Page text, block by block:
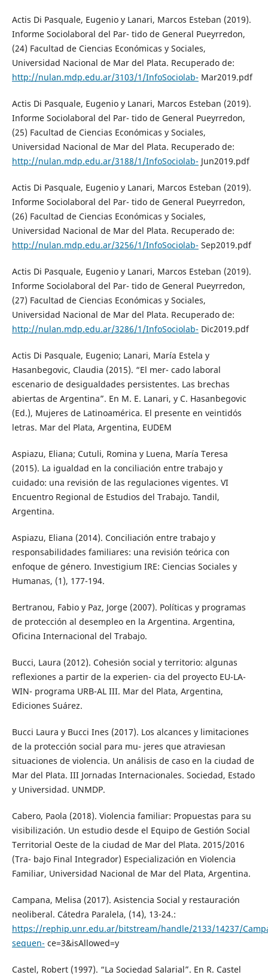
Actis Di Pasquale, Eugenio y Lanari, Marcos Esteban (2019).
Informe Sociolaboral del Par- tido de General Pueyrredon,
(24) Facultad de Ciencias Económicas y Sociales,
Universidad Nacional de Mar del Plata. Recuperado de:
http://nulan.mdp.edu.ar/3103/1/InfoSociolab- Mar2019.pdf
Actis Di Pasquale, Eugenio y Lanari, Marcos Esteban (2019).
Informe Sociolaboral del Par- tido de General Pueyrredon,
(25) Facultad de Ciencias Económicas y Sociales,
Universidad Nacional de Mar del Plata. Recuperado de:
http://nulan.mdp.edu.ar/3188/1/InfoSociolab- Jun2019.pdf
Actis Di Pasquale, Eugenio y Lanari, Marcos Esteban (2019).
Informe Sociolaboral del Par- tido de General Pueyrredon,
(26) Facultad de Ciencias Económicas y Sociales,
Universidad Nacional de Mar del Plata. Recuperado de:
http://nulan.mdp.edu.ar/3256/1/InfoSociolab- Sep2019.pdf
Actis Di Pasquale, Eugenio y Lanari, Marcos Esteban (2019).
Informe Sociolaboral del Par- tido de General Pueyrredon,
(27) Facultad de Ciencias Económicas y Sociales,
Universidad Nacional de Mar del Plata. Recuperado de:
http://nulan.mdp.edu.ar/3286/1/InfoSociolab- Dic2019.pdf
Actis Di Pasquale, Eugenio; Lanari, María Estela y
Hasanbegovic, Claudia (2015). “El mer- cado laboral
escenario de desigualdades persistentes. Las brechas
abiertas de Argentina”. En M. E. Lanari, y C. Hasanbegovic
(Ed.), Mujeres de Latinoamérica. El presente en veintidós
letras. Mar del Plata, Argentina, EUDEM
Aspiazu, Eliana; Cutuli, Romina y Luena, María Teresa
(2015). La igualdad en la conciliación entre trabajo y
cuidado: una revisión de las regulaciones vigentes. VI
Encuentro Regional de Estudios del Trabajo. Tandil,
Argentina.
Aspiazu, Eliana (2014). Conciliación entre trabajo y
responsabilidades familiares: una revisión teórica con
enfoque de género. Investigium IRE: Ciencias Sociales y
Humanas, (1), 177-194.
Bertranou, Fabio y Paz, Jorge (2007). Políticas y programas
de protección al desempleo en la Argentina. Argentina,
Oficina Internacional del Trabajo.
Bucci, Laura (2012). Cohesión social y territorio: algunas
reflexiones a partir de la experien- cia del proyecto EU-LA-
WIN- programa URB-AL III. Mar del Plata, Argentina,
Ediciones Suárez.
Bucci Laura y Bucci Ines (2017). Los alcances y limitaciones
de la protección social para mu- jeres que atraviesan
situaciones de violencia. Un análisis de caso en la ciudad de
Mar del Plata. III Jornadas Internacionales. Sociedad, Estado
y Universidad. UNMDP.
Cabero, Paola (2018). Violencia familiar: Propuestas para su
visibilización. Un estudio desde el Equipo de Gestión Social
Territorial Oeste de la ciudad de Mar del Plata. 2015/2016
(Tra- bajo Final Integrador) Especialización en Violencia
Familiar, Universidad Nacional de Mar del Plata, Argentina.
Campana, Melisa (2017). Asistencia Social y restauración
neoliberal. Cátedra Paralela, (14), 13-24.:
https://rephip.unr.edu.ar/bitstream/handle/2133/14237/
sequen- ce=3&isAllowed=y
Castel, Robert (1997). “La Sociedad Salarial”. En R. Castel